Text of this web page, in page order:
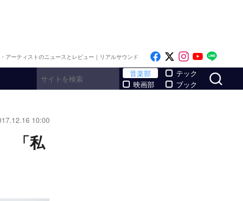
アーティストのニュースとレビュー｜リアルサウンド Like on Facebook
Follow on x
Follow on
Follow
音楽部
映画部
テック
ブック
10:00
「私